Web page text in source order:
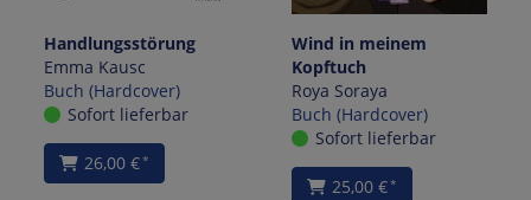
Handlungsstörung
Emma Kausc
Buch (Hardcover)
Sofort lieferbar
26,00 €*
Wind in meinem
Kopftuch
Roya Soraya
Buch (Hardcover)
Sofort lieferbar
25,00 €*